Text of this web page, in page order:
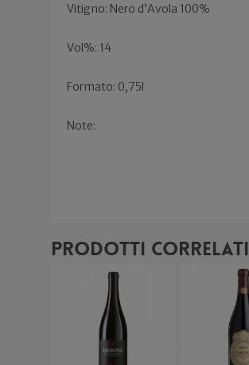
Vitigno: Nero d’Avola 100%
Vol%: 14
Formato: 0,75l
Note:
Prodotti correlati